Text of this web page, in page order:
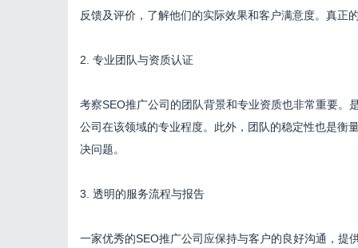
反馈及评价，了解他们的实际效果和客户满意度。真正
2. 专业团队与资质认证
考察SEO推广公司的团队背景和专业资质也非常重要。
公司在该领域的专业程度。此外，团队的稳定性也是衡
决问题。
3. 透明的服务流程与报告
一家优秀的SEO推广公司应保持与客户的良好沟通，提